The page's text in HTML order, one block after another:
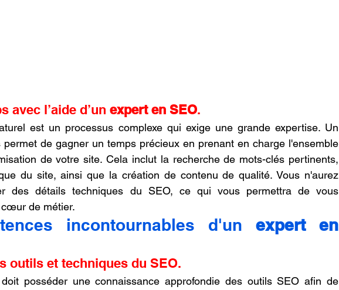
avec l’aide d’un expert en SEO.
permet de gagner un temps précieux en prenant en charge l'ensemble
de votre site. Cela inclut la recherche de mots-clés pertinents,
du site, ainsi que la création de contenu de qualité. Vous n'aurez
des détails techniques du SEO, ce qui vous permettra de vous
de métier.
incontournables d'un expert en
outils et techniques du SEO.
doit posséder une connaissance approfondie des outils SEO afin de